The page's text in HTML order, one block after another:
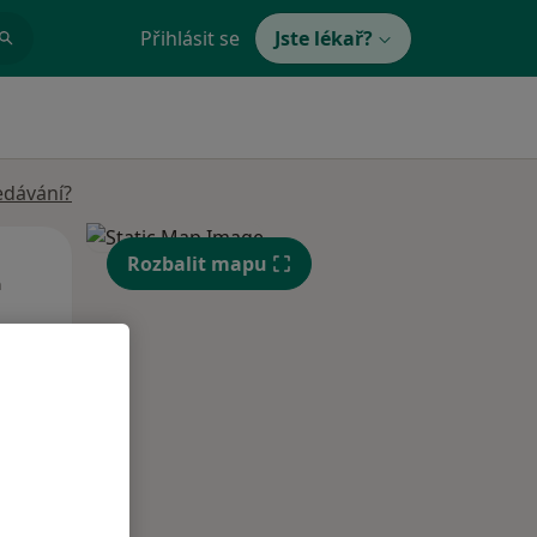
Přihlásit se Jste lékař?
St Čt
13 Srpen
Rozbalit mapu